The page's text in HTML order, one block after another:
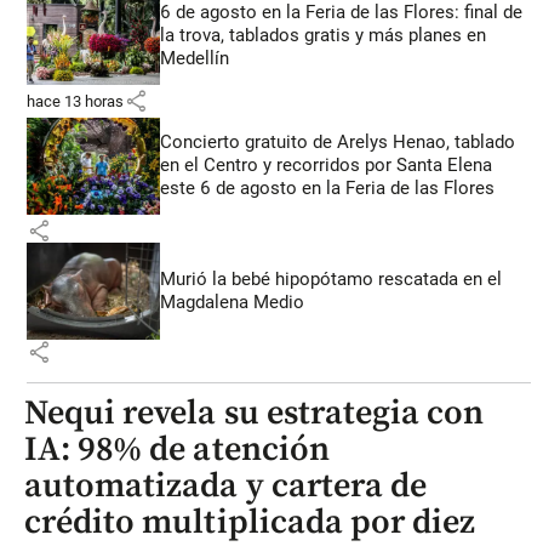
6 de agosto en la Feria de las Flores: final de
la trova, tablados gratis y más planes en
Medellín
hace 13 horas share
Concierto gratuito de Arelys Henao, tablado
en el Centro y recorridos por Santa Elena
este 6 de agosto en la Feria de las Flores
share
Murió la bebé hipopótamo rescatada en el
Magdalena Medio
share
Nequi revela su estrategia con
IA: 98% de atención
automatizada y cartera de
crédito multiplicada por diez